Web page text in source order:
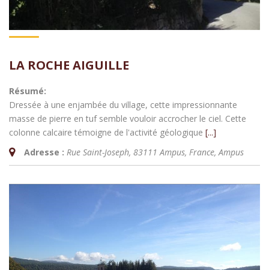
LA ROCHE AIGUILLE
Résumé:
Dressée à une enjambée du village, cette impressionnante
masse de pierre en tuf semble vouloir accrocher le ciel. Cette
colonne calcaire témoigne de l'activité géologique [...]
Adresse : Rue Saint-Joseph, 83111 Ampus, France,Ampus